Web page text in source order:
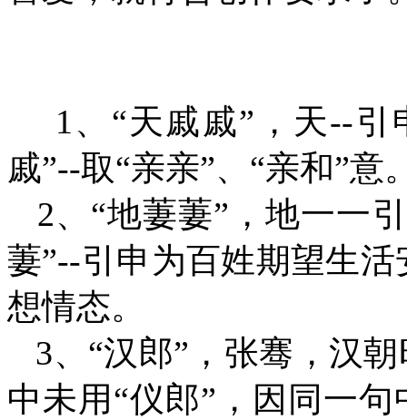
1、“天戚戚”，天--引
戚”--取“亲亲”、“亲和
2、“地萋萋”，地一一
萋”--引申为百姓期望生
想情态。
3、“汉郎”，张骞，汉
中未用“仪郎”，因同一